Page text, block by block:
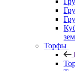
Торфы